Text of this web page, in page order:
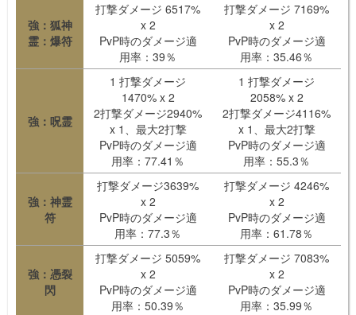
強：狐神
霊：爆符
打撃ダメージ 6517%
x 2
PvP時のダメージ適
用率：39％
打撃ダメージ 7169%
x 2
PvP時のダメージ適
用率：35.46％
強：呪霊
1 打撃ダメージ
1470% x 2
2打撃ダメージ2940%
x 1、最大2打撃
PvP時のダメージ適
用率：77.41％
1 打撃ダメージ
2058% x 2
2打撃ダメージ4116%
x 1、最大2打撃
PvP時のダメージ適
用率：55.3％
強：神霊
符
打撃ダメージ3639%
x 2
PvP時のダメージ適
用率：77.3％
打撃ダメージ 4246%
x 2
PvP時のダメージ適
用率：61.78％
強：憑裂
閃
打撃ダメージ 5059%
x 2
PvP時のダメージ適
用率：50.39％
打撃ダメージ 7083%
x 2
PvP時のダメージ適
用率：35.99％